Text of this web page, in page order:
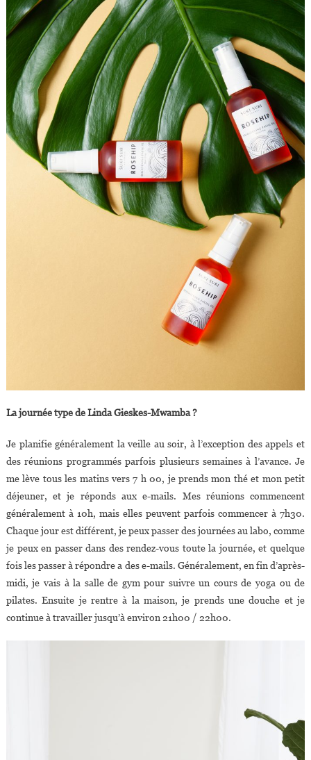
La journée type de Linda Gieskes-Mwamba ?
Je planifie généralement la veille au soir, à l’exception des appels et
des réunions programmés parfois plusieurs semaines à l’avance. Je
me lève tous les matins vers 7 h 00, je prends mon thé et mon petit
déjeuner, et je réponds aux e-mails. Mes réunions commencent
généralement à 10h, mais elles peuvent parfois commencer à 7h30.
Chaque jour est différent, je peux passer des journées au labo, comme
je peux en passer dans des rendez-vous toute la journée, et quelque
fois les passer à répondre a des e-mails. Généralement, en fin d’après-
midi, je vais à la salle de gym pour suivre un cours de yoga ou de
pilates. Ensuite je rentre à la maison, je prends une douche et je
continue à travailler jusqu’à environ 21h00 / 22h00.